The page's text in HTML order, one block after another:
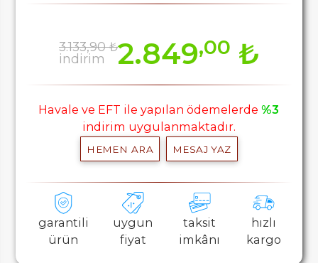
3.133,90 ₺
indirim
2.849,00 ₺
Havale ve EFT ile yapılan ödemelerde%3
indirim uygulanmaktadır.
HEMEN ARA MESAJ YAZ
garantili
ürün
uygun
fiyat
taksit
imkânı
hızlı
kargo